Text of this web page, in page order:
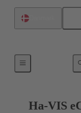
Automatisering
Ha-VIS